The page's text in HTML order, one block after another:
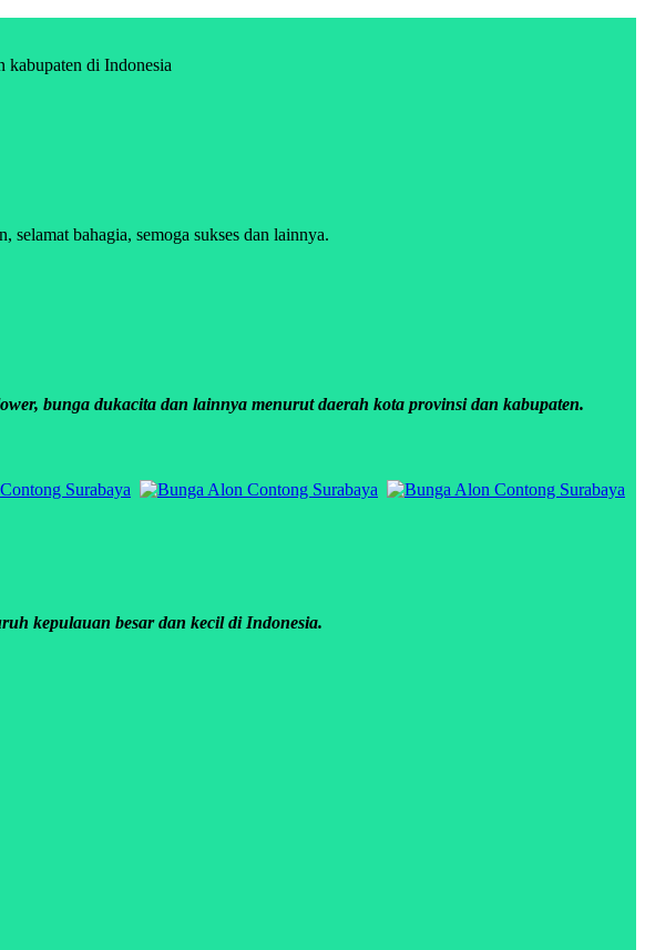
kabupaten di Indonesia
bahagia, semoga sukses dan lainnya.
bunga dukacita dan lainnya menurut daerah kota provinsi dan kabupaten.
kepulauan besar dan kecil di Indonesia.